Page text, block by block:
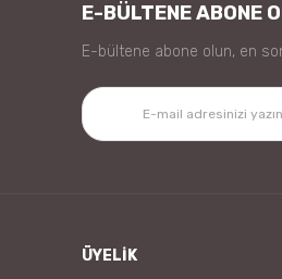
E-BÜLTENE ABONE
E-bültene abone olun, en
ÜYELİK